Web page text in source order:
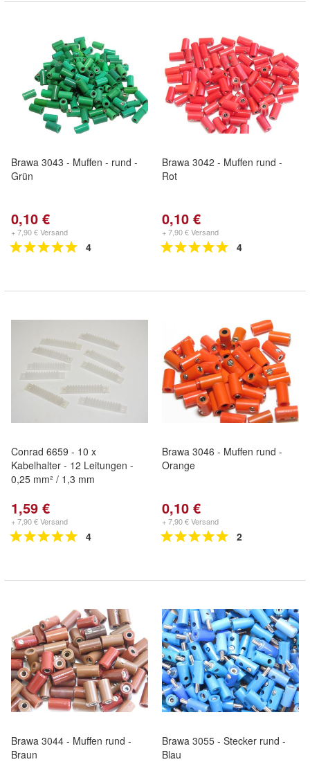
Brawa 3043 - Muffen - rund -
Grün
0,10 €
+ 7,90 € Versand
4
Brawa 3042 - Muffen rund -
Rot
0,10 €
+ 7,90 € Versand
4
Conrad 6659 - 10 x
Kabelhalter - 12 Leitungen -
0,25 mm² / 1,3 mm
1,59 €
+ 7,90 € Versand
4
Brawa 3046 - Muffen rund -
Orange
0,10 €
+ 7,90 € Versand
2
Brawa 3044 - Muffen rund -
Braun
Brawa 3055 - Stecker rund -
Blau